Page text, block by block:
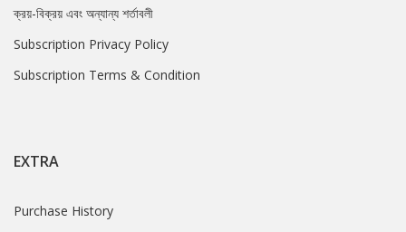
ক্রয়-বিক্রয় এবং অন্যান্য শর্তাবলী
Subscription Privacy Policy
Subscription Terms & Condition
EXTRA
Purchase History